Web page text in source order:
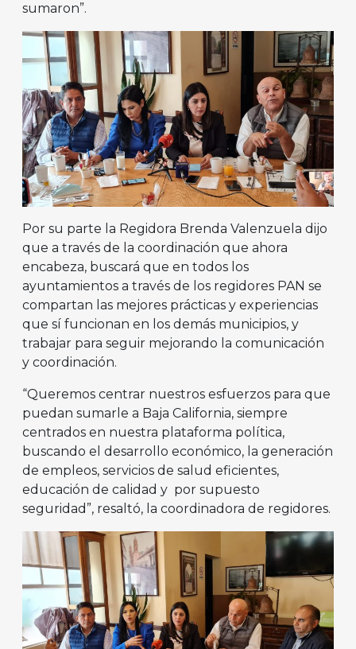
sumaron”.
Por su parte la Regidora Brenda Valenzuela dijo
que a través de la coordinación que ahora
encabeza, buscará que en todos los
ayuntamientos a través de los regidores PAN se
compartan las mejores prácticas y experiencias
que sí funcionan en los demás municipios, y
trabajar para seguir mejorando la comunicación
y coordinación.
“Queremos centrar nuestros esfuerzos para que
puedan sumarle a Baja California, siempre
centrados en nuestra plataforma política,
buscando el desarrollo económico, la generación
de empleos, servicios de salud eficientes,
educación de calidad y por supuesto
seguridad”, resaltó, la coordinadora de regidores.